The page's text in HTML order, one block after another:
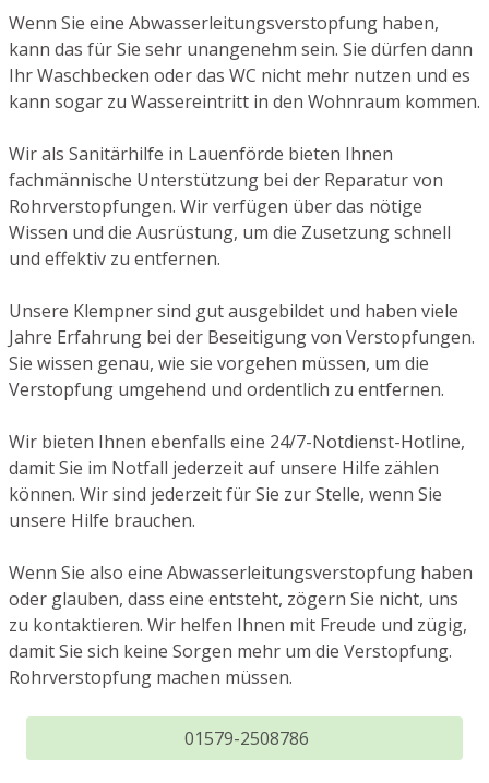
Wenn Sie eine Abwasserleitungsverstopfung haben,
kann das für Sie sehr unangenehm sein. Sie dürfen dann
Ihr Waschbecken oder das WC nicht mehr nutzen und es
kann sogar zu Wassereintritt in den Wohnraum kommen.
Wir als Sanitärhilfe in Lauenförde bieten Ihnen
fachmännische Unterstützung bei der Reparatur von
Rohrverstopfungen. Wir verfügen über das nötige
Wissen und die Ausrüstung, um die Zusetzung schnell
und effektiv zu entfernen.
Unsere Klempner sind gut ausgebildet und haben viele
Jahre Erfahrung bei der Beseitigung von Verstopfungen.
Sie wissen genau, wie sie vorgehen müssen, um die
Verstopfung umgehend und ordentlich zu entfernen.
Wir bieten Ihnen ebenfalls eine 24/7-Notdienst-Hotline,
damit Sie im Notfall jederzeit auf unsere Hilfe zählen
können. Wir sind jederzeit für Sie zur Stelle, wenn Sie
unsere Hilfe brauchen.
Wenn Sie also eine Abwasserleitungsverstopfung haben
oder glauben, dass eine entsteht, zögern Sie nicht, uns
zu kontaktieren. Wir helfen Ihnen mit Freude und zügig,
damit Sie sich keine Sorgen mehr um die Verstopfung.
Rohrverstopfung machen müssen.
01579-2508786